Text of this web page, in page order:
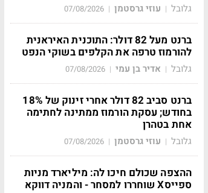
גלובל | עוזי גרסטמן |
07/08/2026
ברנט מעל 82 דולר: התוכנית האיראנית
להורמוז טרפה את הקלפים בשוקי הנפט
גלובל | אדיר בן עמי |
07/08/2026
ברנט סביב 82 דולר אחרי זינוק של 18%
בחודש; עסקת הורמוז ממתינה לחתימה
אחת בטהרן
גלובל | עוזי גרסטמן |
07/08/2026
ההצפה שכולם חיכו לה: מיליארד מניות
ספייסX שוחררו למסחר - והמניה דווקא